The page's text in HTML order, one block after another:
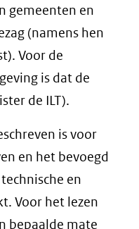
gemeenten en
(namens hen
Voor de
is dat de
de ILT).
is voor
en het bevoegd
en
Voor het lezen
bepaalde mate